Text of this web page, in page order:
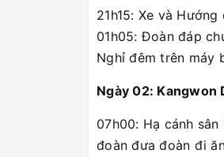
21h15: Xe và
01h05: Đoàn đáp
Nghỉ đêm trên máy
Ngày 02: Kangwon
07h00: Hạ cánh
đoàn đưa đoàn đi